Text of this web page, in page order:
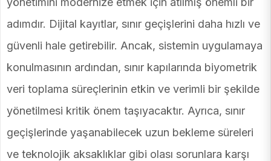
adımdır. Dijital kayıtlar, sınır geçişlerini daha hızlı ve
güvenli hale getirebilir. Ancak, sistemin uygulamaya
konulmasının ardından, sınır kapılarında biyometrik
veri toplama süreçlerinin etkin ve verimli bir şekilde
yönetilmesi kritik önem taşıyacaktır. Ayrıca, sınır
geçişlerinde yaşanabilecek uzun bekleme süreleri
ve teknolojik aksaklıklar gibi olası sorunlara karşı